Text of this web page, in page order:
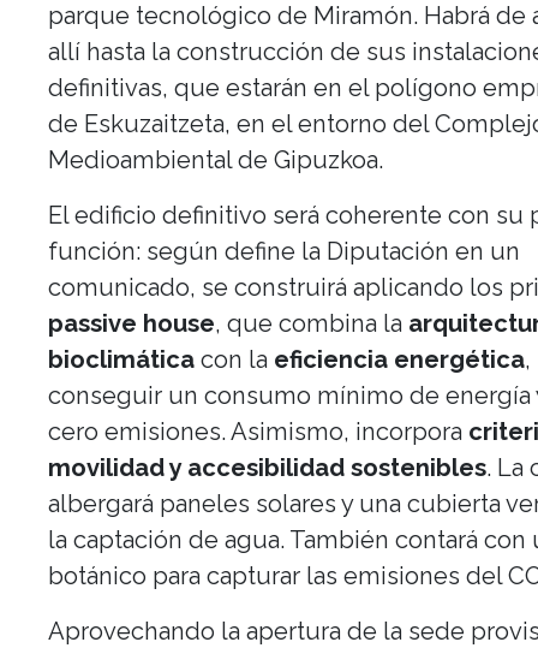
parque tecnológico de Miramón. Habrá de
allí hasta la construcción de sus
definitivas, que estarán en el polígono
de Eskuzaitzeta, en el entorno del
Medioambiental de Gipuzkoa.
El edificio definitivo será coherente con su
función: según define la Diputación en un
comunicado, se construirá aplicando los
passive house, que combina la
bioclimática con la eficiencia energética,
conseguir un consumo mínimo de energía
cero emisiones. Asimismo, incorpora
movilidad y accesibilidad sostenibles. La
albergará paneles solares y una cubierta
la captación de agua. También contará con
botánico para capturar las emisiones del
Aprovechando la apertura de la sede